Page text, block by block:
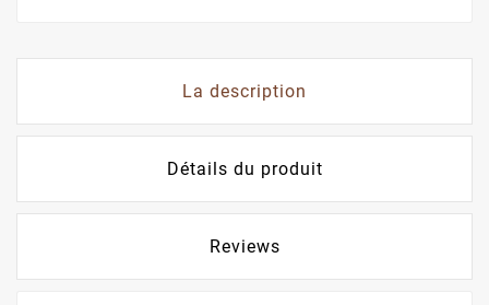
La description
Détails du produit
Reviews